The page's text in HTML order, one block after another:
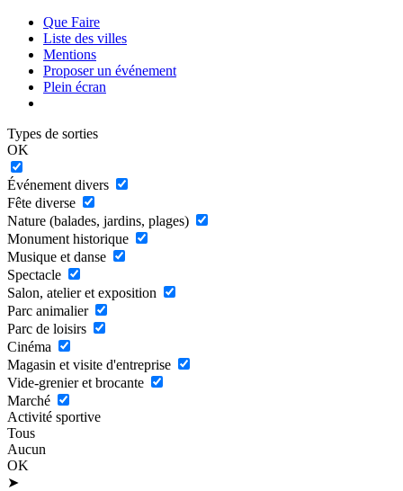
Que Faire
Liste des villes
Mentions
Proposer un événement
Plein écran
Types de sorties
OK
Événement divers
Fête diverse
Nature (balades, jardins, plages)
Monument historique
Musique et danse
Spectacle
Salon, atelier et exposition
Parc animalier
Parc de loisirs
Cinéma
Magasin et visite d'entreprise
Vide-grenier et brocante
Marché
Activité sportive
Tous
Aucun
OK
➤